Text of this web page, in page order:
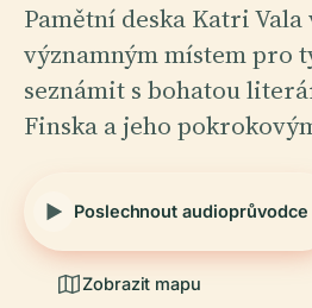
Pamětní deska Katri
významným místem pro
seznámit s bohatou
Finska a jeho
Poslechnout audioprůvodce
Zobrazit mapu